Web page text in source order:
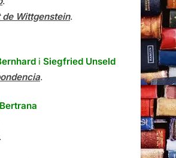
de Wittgenstein.
i Siegfried Unseld
.